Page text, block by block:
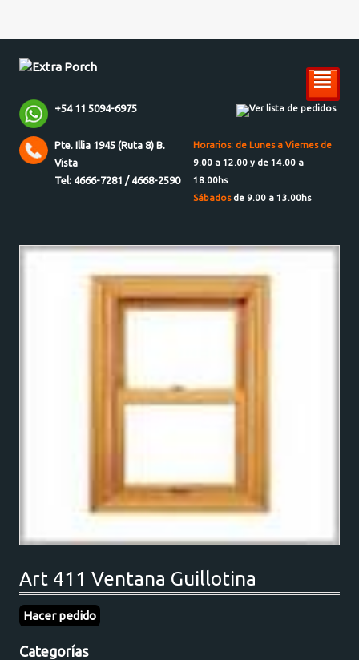
²
+54 11 5094-6975 Ver lista de pedidos
Pte. Illia 1945 (Ruta 8) B.
Vista
Tel: 4666-7281 / 4668-2590
Horarios: de Lunes a Viernes de
9.00 a 12.00 y de 14.00 a
18.00hs
Sábadosde 9.00 a 13.00hs
Art 411 Ventana Guillotina
Hacer pedido
Categorías